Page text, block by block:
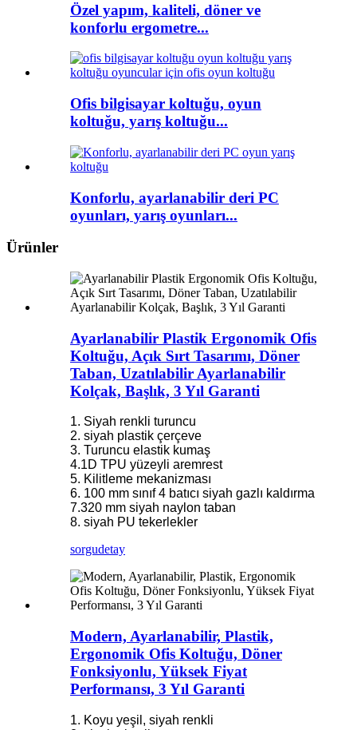
Özel yapım, kaliteli, döner ve
konforlu ergometre...
Ofis bilgisayar koltuğu, oyun
koltuğu, yarış koltuğu...
Konforlu, ayarlanabilir deri PC
oyunları, yarış oyunları...
Ürünler
Ayarlanabilir Plastik Ergonomik Ofis
Koltuğu, Açık Sırt Tasarımı, Döner
Taban, Uzatılabilir Ayarlanabilir
Kolçak, Başlık, 3 Yıl Garanti
1. Siyah renkli turuncu
2. siyah plastik çerçeve
3. Turuncu elastik kumaş
4.1D TPU yüzeyli aremrest
5. Kilitleme mekanizması
6. 100 mm sınıf 4 batıcı siyah gazlı kaldırma
7.320 mm siyah naylon taban
8. siyah PU tekerlekler
sorgudetay
Modern, Ayarlanabilir, Plastik,
Ergonomik Ofis Koltuğu, Döner
Fonksiyonlu, Yüksek Fiyat
Performansı, 3 Yıl Garanti
1. Koyu yeşil, siyah renkli